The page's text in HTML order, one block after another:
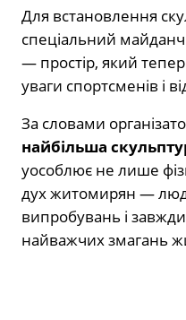
Для встановлення
спеціальний
— простір, який
уваги спортсменів і
За словами
найбільша
уособлює не лише
дух житомирян —
випробувань і
найважчих змагань